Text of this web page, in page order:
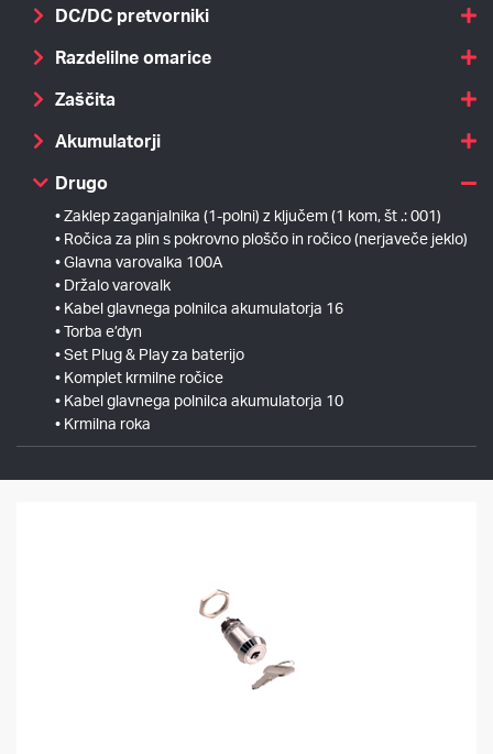
DC/DC pretvorniki
Razdelilne omarice
Zaščita
Akumulatorji
Drugo
Zaklep zaganjalnika (1-polni) z ključem (1 kom, št .: 001)
Ročica za plin s pokrovno ploščo in ročico (nerjaveče jeklo)
Glavna varovalka 100A
Držalo varovalk
Kabel glavnega polnilca akumulatorja 16
Torba e’dyn
Set Plug & Play za baterijo
Komplet krmilne ročice
Kabel glavnega polnilca akumulatorja 10
Krmilna roka